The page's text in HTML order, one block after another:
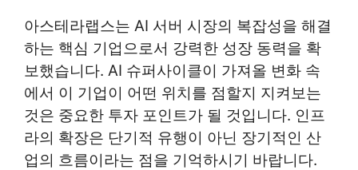
아스테라랩스는 AI 서버 시장의 복잡성을 해결
하는 핵심 기업으로서 강력한 성장 동력을 확
보했습니다. AI 슈퍼사이클이 가져올 변화 속
에서 이 기업이 어떤 위치를 점할지 지켜보는
것은 중요한 투자 포인트가 될 것입니다. 인프
라의 확장은 단기적 유행이 아닌 장기적인 산
업의 흐름이라는 점을 기억하시기 바랍니다.